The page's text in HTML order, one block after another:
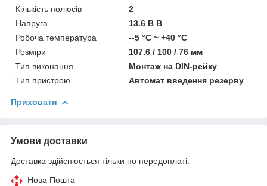
Кількість полюсів
2
Напруга
13.6 В В
Робоча температура
--5 °C ~ +40 °C
Розміри
107.6 / 100 / 76 мм
Тип виконання
Монтаж на DIN-рейку
Тип пристрою
Автомат введення резерву
Приховати
Умови доставки
Доставка здійснюється тільки по передоплаті.
Нова Пошта